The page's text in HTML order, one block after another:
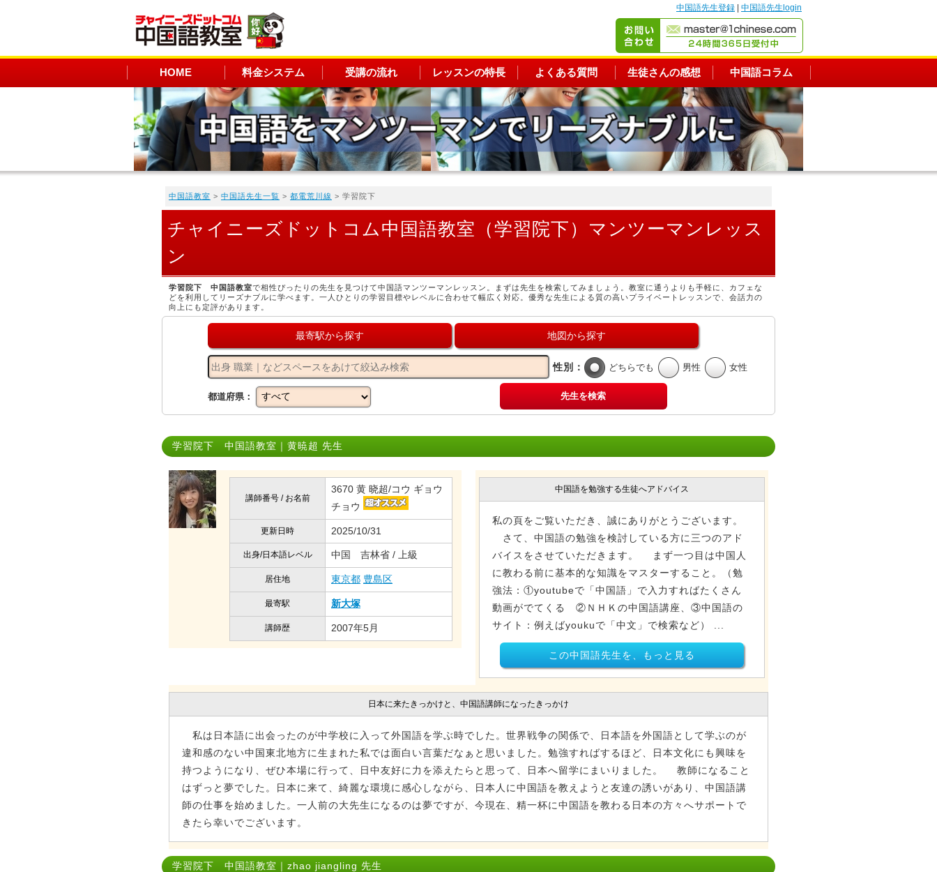
中国語先生登録 中国語先生login
HOME 料金システム 受講の流れ レッスンの特長 よくある質問 生徒さんの感想 中国語コラム
中国語教室 > 中国語先生一覧 > 都電荒川線 > 学習院下
チャイニーズドットコム中国語教室（学習院下）マンツーマンレッス
ン
学習院下 中国語教室で相性ぴったりの先生を見つけて中国語マンツーマンレッスン。まずは先生を検索してみましょう。教室に通うよりも手軽に、カフェな
どを利用してリーズナブルに学べます。一人ひとりの学習目標やレベルに合わせて幅広く対応。優秀な先生による質の高いプライベートレッスンで、会話力の
向上にも定評があります。
最寄駅から探す 地図から探す
性別： どちらでも 男性 女性
都道府県： 先生を検索
学習院下 中国語教室｜黄暁超 先生
講師番号 / お名前
3670 黄 晓超/コウ ギョウ
チョウ
更新日時 2025/10/31
出身/日本語レベル 中国 吉林省 / 上級
居住地 東京都 豊島区
最寄駅 新大塚
講師歴 2007年5月
中国語を勉強する生徒へアドバイス
私の頁をご覧いただき、誠にありがとうございます。
さて、中国語の勉強を検討している方に三つのアド
バイスをさせていただきます。 まず一つ目は中国人
に教わる前に基本的な知識をマスターすること。（勉
強法：①youtubeで「中国語」で入力すればたくさん
動画がでてくる ②ＮＨＫの中国語講座、③中国語の
サイト：例えばyoukuで「中文」で検索など） ...
この中国語先生を、もっと見る
日本に来たきっかけと、中国語講師になったきっかけ
私は日本語に出会ったのが中学校に入って外国語を学ぶ時でした。世界戦争の関係で、日本語を外国語として学ぶのが
違和感のない中国東北地方に生まれた私では面白い言葉だなぁと思いました。勉強すればするほど、日本文化にも興味を
持つようになり、ぜひ本場に行って、日中友好に力を添えたらと思って、日本へ留学にまいりました。 教師になること
はずっと夢でした。日本に来て、綺麗な環境に感心しながら、日本人に中国語を教えようと友達の誘いがあり、中国語講
師の仕事を始めました。一人前の大先生になるのは夢ですが、今現在、精一杯に中国語を教わる日本の方々へサポートで
きたら幸いでございます。
学習院下 中国語教室｜zhao jiangling 先生